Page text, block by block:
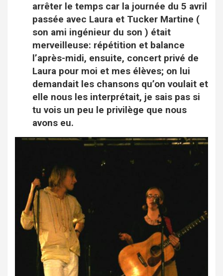
arrêter le temps car la journée du 5 avril
passée avec Laura et Tucker Martine (
son ami ingénieur du son ) était
merveilleuse: répétition et balance
l’après-midi, ensuite, concert privé de
Laura pour moi et mes élèves; on lui
demandait les chansons qu’on voulait et
elle nous les interprétait, je sais pas si
tu vois un peu le privilège que nous
avons eu.